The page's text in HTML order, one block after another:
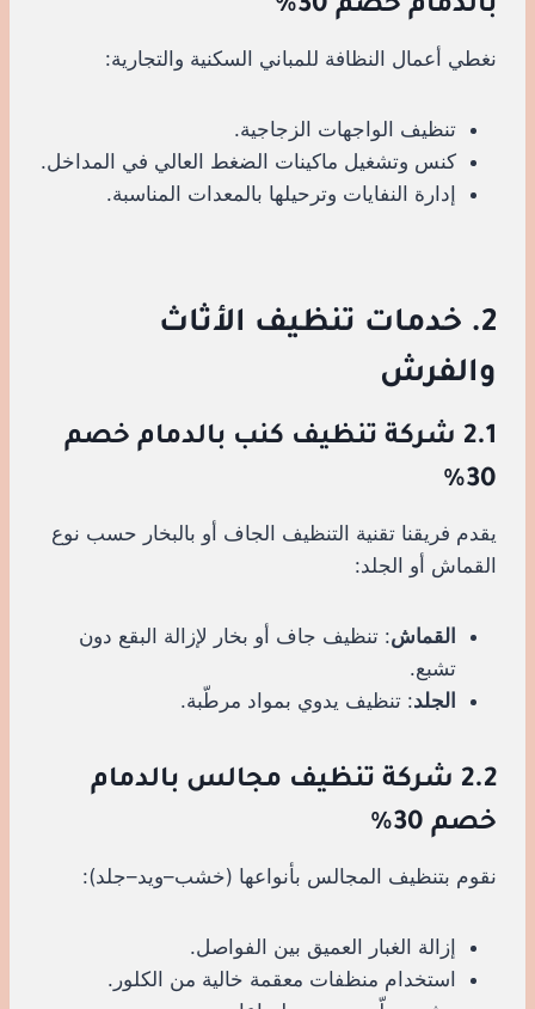
بالدمام خصم 30%
نغطي أعمال النظافة للمباني السكنية والتجارية:
تنظيف الواجهات الزجاجية.
كنس وتشغيل ماكينات الضغط العالي في المداخل.
إدارة النفايات وترحيلها بالمعدات المناسبة.
2. خدمات تنظيف الأثاث
والفرش
2.1 شركة تنظيف كنب بالدمام خصم
30%
يقدم فريقنا تقنية التنظيف الجاف أو بالبخار حسب نوع
القماش أو الجلد:
القماش: تنظيف جاف أو بخار لإزالة البقع دون
تشبع.
الجلد: تنظيف يدوي بمواد مرطّبة.
2.2 شركة تنظيف مجالس بالدمام
خصم 30%
نقوم بتنظيف المجالس بأنواعها (خشب–ويد–جلد):
إزالة الغبار العميق بين الفواصل.
استخدام منظفات معقمة خالية من الكلور.